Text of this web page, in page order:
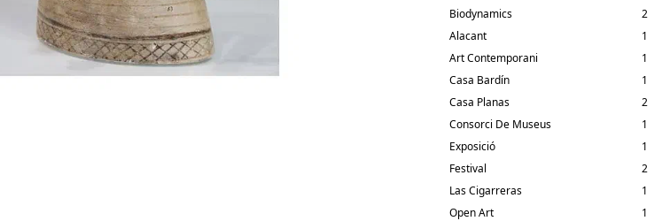
Biodynamics
2
Alacant
1
Art Contemporani
1
Casa Bardín
1
Casa Planas
2
Consorci De Museus
1
Exposició
1
Festival
2
Las Cigarreras
1
Open Art
1